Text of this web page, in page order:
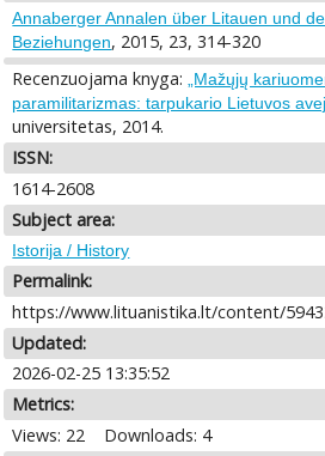
Annaberger Annalen über Litauen und
Beziehungen, 2015, 23, 314-320
Recenzuojama knyga:„Mažųjų
paramilitarizmas: tarpukario Lietuvos
universitetas, 2014.
ISSN:
1614-2608
Subject area:
Istorija / History
Permalink:
https://www.lituanistika.lt/content/
Updated:
2026-02-25 13:35:52
Metrics:
Views: 22
Downloads: 4